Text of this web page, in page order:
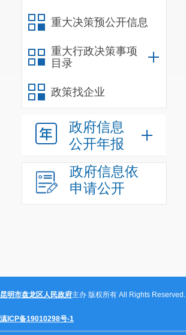
重大决策预公开信息
重大行政决策事项
目录
政策找企业
政府信息
公开年报
政府信息依
申请公开
昆明市盘龙区人民政府主办 版权所有 All Rights Reserved.
滇ICP备19010298号-1